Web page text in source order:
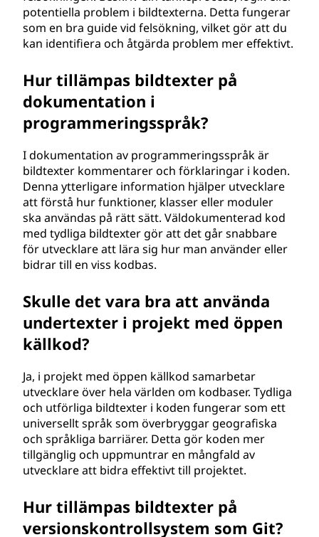
potentiella problem i bildtexterna. Detta fungerar
som en bra guide vid felsökning, vilket gör att du
kan identifiera och åtgärda problem mer effektivt.
Hur tillämpas bildtexter på
dokumentation i
programmeringsspråk?
I dokumentation av programmeringsspråk är
bildtexter kommentarer och förklaringar i koden.
Denna ytterligare information hjälper utvecklare
att förstå hur funktioner, klasser eller moduler
ska användas på rätt sätt. Väldokumenterad kod
med tydliga bildtexter gör att det går snabbare
för utvecklare att lära sig hur man använder eller
bidrar till en viss kodbas.
Skulle det vara bra att använda
undertexter i projekt med öppen
källkod?
Ja, i projekt med öppen källkod samarbetar
utvecklare över hela världen om kodbaser. Tydliga
och utförliga bildtexter i koden fungerar som ett
universellt språk som överbryggar geografiska
och språkliga barriärer. Detta gör koden mer
tillgänglig och uppmuntrar en mångfald av
utvecklare att bidra effektivt till projektet.
Hur tillämpas bildtexter på
versionskontrollsystem som Git?